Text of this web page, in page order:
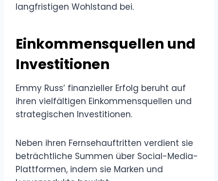
langfristigen Wohlstand bei.
Einkommensquellen und
Investitionen
Emmy Russ’ finanzieller Erfolg beruht auf
ihren vielfältigen Einkommensquellen und
strategischen Investitionen.
Neben ihren Fernsehauftritten verdient sie
beträchtliche Summen über Social-Media-
Plattformen, indem sie Marken und